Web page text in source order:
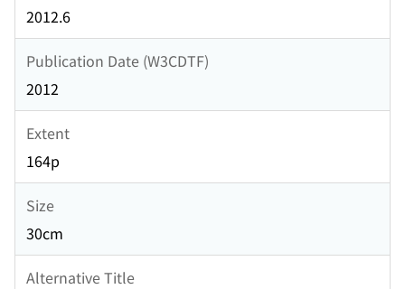
2012.6
Publication Date (W3CDTF)
2012
Extent
164p
Size
30cm
Alternative Title